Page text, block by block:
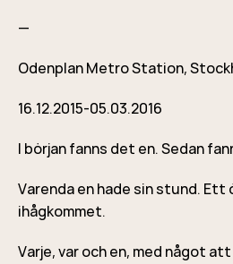
—
Odenplan Metro Station,
16.12.2015-05.03.2016
I början fanns det en. Sedan
Varenda en hade sin stund. Ett
ihågkommet.
Varje, var och en, med något